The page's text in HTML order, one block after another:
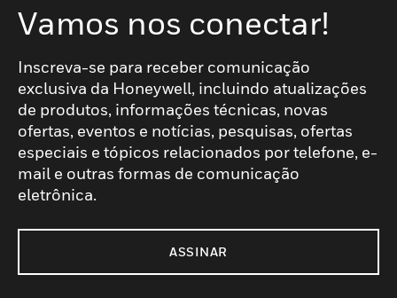
Vamos nos conectar!
Inscreva-se para receber comunicação
exclusiva da Honeywell, incluindo atualizações
de produtos, informações técnicas, novas
ofertas, eventos e notícias, pesquisas, ofertas
especiais e tópicos relacionados por telefone, e-
mail e outras formas de comunicação
eletrônica.
ASSINAR